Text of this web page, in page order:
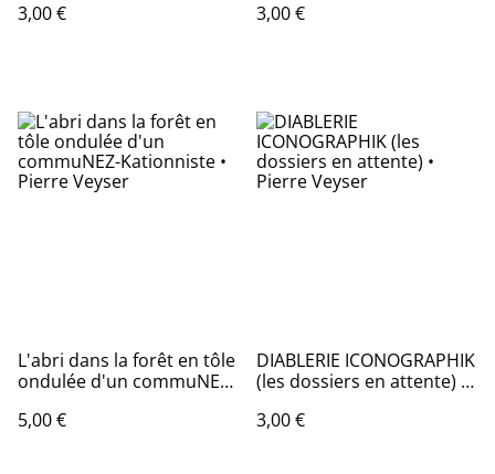
3,00 € 3,00 €
L'abri dans la forêt en tôle
ondulée d'un commuNEZ-
Veyser
5,00 €
DIABLERIE ICONOGRAPHIK
(les dossiers en attente) •
3,00 €